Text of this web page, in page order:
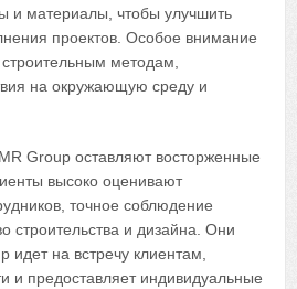
и материалы, чтобы улучшить
проектов. Особое внимание
методам,
на окружающую среду и
Group оставляют восторженные
высоко оценивают
точное соблюдение
строительства и дизайна. Они
идет на встречу клиентам,
и предоставляет индивидуальные